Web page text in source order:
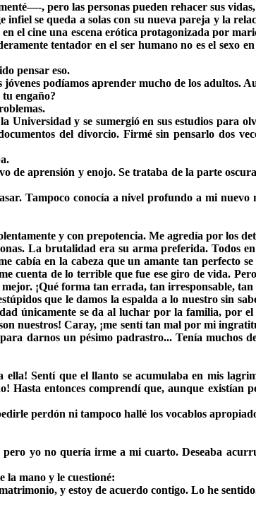
, pero las personas pueden rehacer sus vidas,
se queda a solas con su nueva pareja y la
el cine una escena erótica protagonizada por
tentador en el ser humano no es el sexo
pensar eso.
podíamos aprender mucho de los adultos.
engaño?
Universidad y se sumergió en sus estudios para
del divorcio. Firmé sin pensarlo dos
de aprensión y enojo. Se trataba de la parte
Tampoco conocía a nivel profundo a mi
y con prepotencia. Me agredía por los
La brutalidad era su arma preferida. Todos
cabía en la cabeza que un amante tan perfecto
cuenta de lo terrible que fue ese giro de vida.
¡Qué forma tan errada, tan irresponsable,
que le damos la espalda a lo nuestro sin
únicamente se da al luchar por la familia, por
nuestros! Caray, ¡me sentí tan mal por mi
darnos un pésimo padrastro... Tenía muchos
Sentí que el llanto se acumulaba en mis
entonces comprendí que, aunque existían
perdón ni tampoco hallé los vocablos
yo no quería irme a mi cuarto. Deseaba
la mano y le cuestioné:
y estoy de acuerdo contigo. Lo he